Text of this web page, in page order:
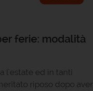
ferie: modalità
l'estate ed in tanti
riposo dopo aver